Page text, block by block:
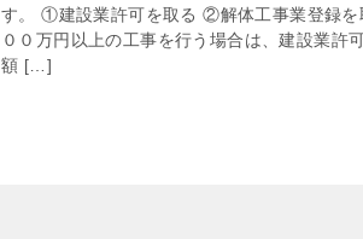
す。 ①建設業許可を取る ②解体工事業登録を
００万円以上の工事を行う場合は、建設業許
額 […]